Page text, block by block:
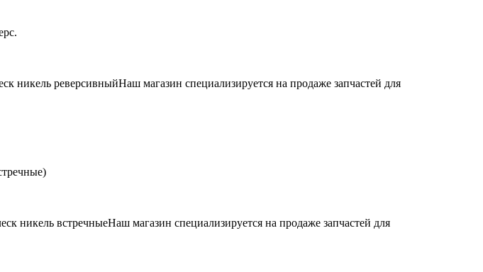
никель реверсивныйНаш магазин специализируется на продаже запчастей для
никель встречныеНаш магазин специализируется на продаже запчастей для